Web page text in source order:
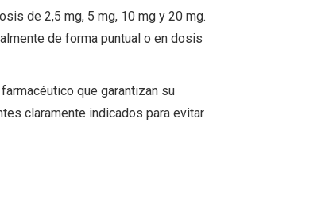
de 2,5 mg, 5 mg, 10 mg y 20 mg.
de forma puntual o en dosis
que garantizan su
claramente indicados para evitar